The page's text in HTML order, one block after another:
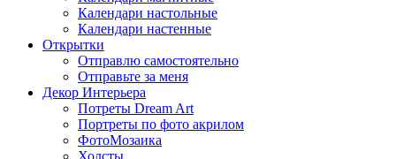
Календари настольные
Календари настенные
Открытки
Отправлю самостоятельно
Отправьте за меня
Декор Интерьера
Потреты Dream Art
Портреты по фото акрилом
ФотоМозаика
Холсты